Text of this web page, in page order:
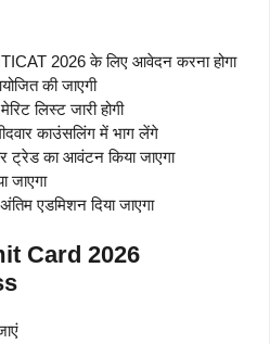
2026 के लिए आवेदन करना होगा
की जाएगी
लिस्ट जारी होगी
काउंसलिंग में भाग लेंगे
का आवंटन किया जाएगा
जाएगा
एडमिशन दिया जाएगा
Card 2026